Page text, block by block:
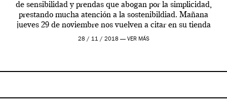
de sensibilidad y prendas que abogan por la simplicidad,
prestando mucha atención a la sostenibildiad. Mañana
jueves 29 de noviembre nos vuelven a citar en su tienda
en el barrio barcelonés de […]
28 / 11 / 2018 — VER MÁS